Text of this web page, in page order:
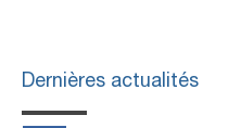
Dernières actualités